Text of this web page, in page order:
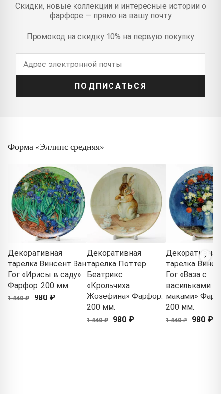
Скидки, новые коллекции и интересные истории о
фарфоре — прямо на вашу почту
Промокод на скидку 10% на первую покупку
ПОДПИСАТЬСЯ
Форма «Эллипс средняя»
Декоративная
тарелка Винсент Ван
Гог «Ирисы в саду»
Фарфор. 200 мм.
1 440 ₽ 980 ₽
Декоративная
тарелка Поттер
Беатрикс
«Крольчиха
Жозефина» Фарфор.
200 мм.
1 440 ₽ 980 ₽
Декоративная
тарелка
Гог «Ваза с
васильками и
маками»
200 мм.
1 440 ₽ 980 ₽